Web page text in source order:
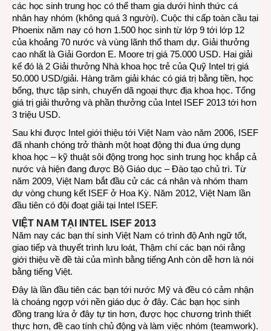
các học sinh trung học có thể tham gia dưới hình thức cá
nhân hay nhóm (không quá 3 người). Cuộc thi cấp toàn cầu tại
Phoenix năm nay có hơn 1.500 học sinh từ lớp 9 tới lớp 12
của khoảng 70 nước và vùng lãnh thổ tham dự. Giải thưởng
cao nhất là Giải Gordon E. Moore trị giá 75.000 USD. Hai giải
kế đó là 2 Giải thưởng Nhà khoa học trẻ của Quỹ Intel trị giá
50.000 USD/giải. Hàng trăm giải khác có giá trị bằng tiền, học
bổng, thực tập sinh, chuyến dã ngoại thực địa khoa học. Tổng
giá trị giải thưởng và phần thưởng của Intel ISEF 2013 tới hơn
3 triệu USD.
Sau khi được Intel giới thiệu tới Việt Nam vào năm 2006, ISEF
đã nhanh chóng trở thành một hoạt động thi đua ứng dụng
khoa học – kỹ thuật sôi động trong học sinh trung học khắp cả
nước và hiện đang được Bộ Giáo dục – Đào tạo chủ trì. Từ
năm 2009, Việt Nam bắt đầu cử các cá nhân và nhóm tham
dự vòng chung kết ISEF ở Hoa Kỳ. Năm 2012, Việt Nam lần
đầu tiên có đội đoạt giải tại Intel ISEF.
VIỆT NAM TẠI INTEL ISEF 2013
Năm nay các bạn thí sinh Việt Nam có trình độ Anh ngữ tốt,
giao tiếp và thuyết trình lưu loát, Thậm chí các bạn nói rằng
giới thiệu về đề tài của mình bằng tiếng Anh còn dễ hơn là nói
bằng tiếng Việt.
Đây là lần đầu tiên các bạn tới nước Mỹ và đều có cảm nhận
là choáng ngợp với nền giáo dục ở đây. Các bạn học sinh
đồng trang lứa ở đây tự tin hơn, được học chương trình thiết
thực hơn, đề cao tính chủ động và làm việc nhóm (teamwork).